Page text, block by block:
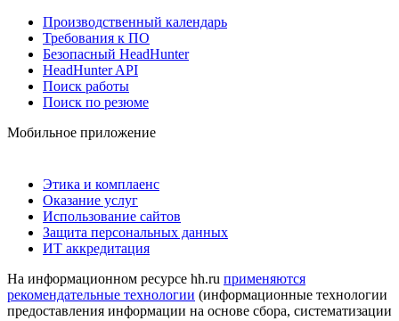
Производственный календарь
Требования к ПО
Безопасный HeadHunter
HeadHunter API
Поиск работы
Поиск по резюме
Мобильное приложение
Этика и комплаенс
Оказание услуг
Использование сайтов
Защита персональных данных
ИТ аккредитация
На информационном ресурсе hh.ru применяются
рекомендательные технологии (информационные технологии
предоставления информации на основе сбора, систематизации